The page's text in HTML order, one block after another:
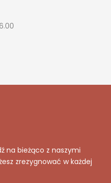
na bieżąco z naszymi
zrezygnować w każdej